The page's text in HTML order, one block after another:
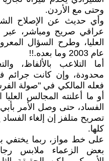
وحتى مع الأردن.
وأي حديث عن الإصلاح
عراقي صريح ومباشر،
العليا، وطرح السؤال
عام 2003 وما بعده.!!
أما التلاعب بالألفاظ،
محدودة، وإن كانت جرائم
فعله المالكي في "صولة
أو ما أعلنته المجالس
الفساد، حتى وصل الأمر
تصريح متلفز إن إلغاء الفساد
كلها.
على خط مواز، ربما يختفي
بعض الزعماء ملابس